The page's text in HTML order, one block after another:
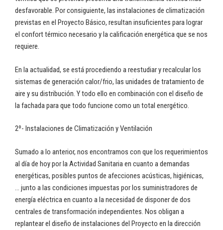
desfavorable. Por consiguiente, las instalaciones de climatización
previstas en el Proyecto Básico, resultan insuficientes para lograr
el confort térmico necesario y la calificación energética que se nos
requiere.
En la actualidad, se está procediendo a reestudiar y recalcular los
sistemas de generación calor/frio, las unidades de tratamiento de
aire y su distribución. Y todo ello en combinación con el diseño de
la fachada para que todo funcione como un total energético.
2º- Instalaciones de Climatización y Ventilación
Sumado a lo anterior, nos encontramos con que los requerimientos
al día de hoy por la Actividad Sanitaria en cuanto a demandas
energéticas, posibles puntos de afecciones acústicas, higiénicas,
… junto a las condiciones impuestas por los suministradores de
energía eléctrica en cuanto a la necesidad de disponer de dos
centrales de transformación independientes. Nos obligan a
replantear el diseño de instalaciones del Proyecto en la dirección